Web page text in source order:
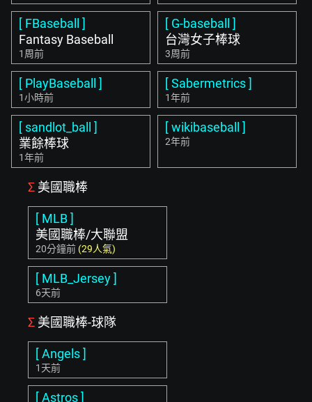
[ FBaseball ]
Fantasy Baseball
1周前
[ G-baseball ]
台灣女子棒球
3周前
[ PlayBaseball ]
1小時前
[ Sabermetrics ]
1年前
[ sandlot_ball ]
業餘棒球
1年前
[ wikibaseball ]
2年前
Σ 美國職棒
[ MLB ]
美國職棒/大聯盟
20分鐘前 (29人氣)
[ MLB_Jersey ]
6天前
Σ 美國職棒-球隊
[ Angels ]
1天前
[ Astros ]